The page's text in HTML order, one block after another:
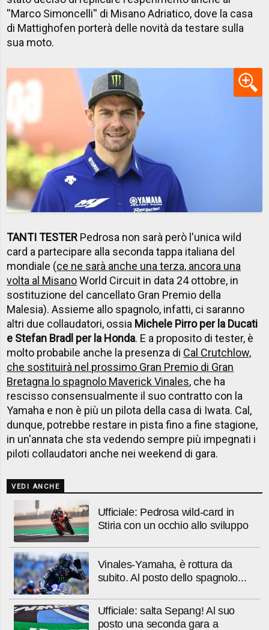
''Marco Simoncelli'' di Misano Adriatico, dove la casa
di Mattighofen porterà delle novità da testare sulla
sua moto.
TANTI TESTER Pedrosa non sarà però l'unica wild
card a partecipare alla seconda tappa italiana del
mondiale (ce ne sarà anche una terza, ancora una
volta al MisanoWorld Circuit in data 24 ottobre, in
sostituzione del cancellato Gran Premio della
Malesia). Assieme allo spagnolo, infatti, ci saranno
altri due collaudatori, ossia Michele Pirro per la Ducati
e Stefan Bradl per la Honda. E a proposito di tester, è
molto probabile anche la presenza di Cal Crutchlow,
che sostituirà nel prossimo Gran Premio di Gran
Bretagna lo spagnolo Maverick Vinales, che ha
rescisso consensualmente il suo contratto con la
Yamaha e non è più un pilota della casa di Iwata. Cal,
dunque, potrebbe restare in pista fino a fine stagione,
in un'annata che sta vedendo sempre più impegnati i
piloti collaudatori anche nei weekend di gara.
VEDI ANCHE
Ufficiale: Pedrosa wild-card in
Stiria con un occhio allo sviluppo
Vinales-Yamaha, è rottura da
subito. Al posto dello spagnolo...
Ufficiale: salta Sepang! Al suo
posto una seconda gara a